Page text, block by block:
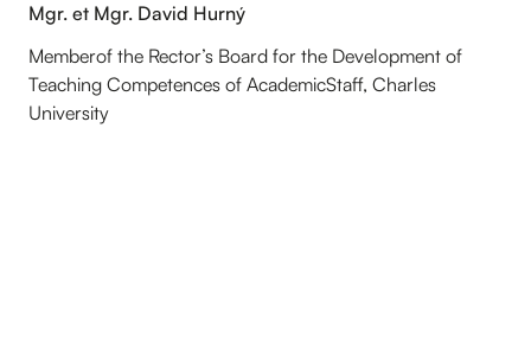
Mgr. et Mgr. David Hurný
Memberof the Rector’s Board for the Development of
Teaching Competences of AcademicStaff, Charles
University